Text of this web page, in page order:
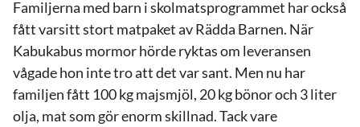
Familjerna med barn i skolmatsprogrammet har också
fått varsitt stort matpaket av Rädda Barnen. När
Kabukabus mormor hörde ryktas om leveransen
vågade hon inte tro att det var sant. Men nu har
familjen fått 100 kg majsmjöl, 20 kg bönor och 3 liter
olja, mat som gör enorm skillnad. Tack vare